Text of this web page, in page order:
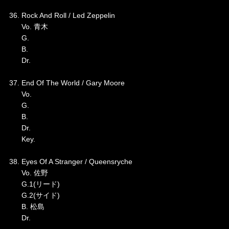
36. Rock And Roll / Led Zeppelin
Vo. 青木
G.
B.
Dr.
37. End Of The World / Gary Moore
Vo.
G.
B.
Dr.
Key.
38. Eyes Of A Stranger / Queensryche
Vo. 佐野
G.1(リード)
G.2(サイド)
B. 松島
Dr.